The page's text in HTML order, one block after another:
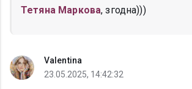
Тетяна Маркова, згодна)))
Valentina
23.05.2025, 14:42:32